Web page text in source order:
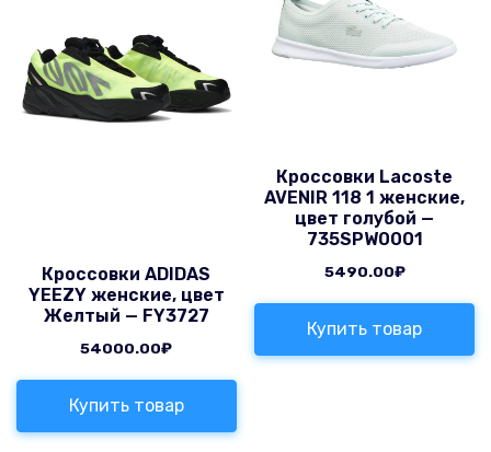
Кроссовки ADIDAS
YEEZY женские, цвет
Желтый — FY3727
54000.00₽
Купить товар
Кроссовки Lacoste
AVENIR 118 1 женские,
цвет голубой —
735SPW0001
5490.00₽
Купить товар